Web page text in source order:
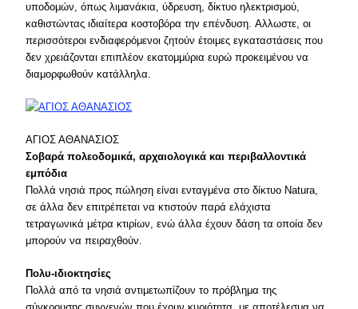
υποδομών, όπως λιμανάκια, ύδρευση, δίκτυο ηλεκτρισμού,
καθιστώντας ιδιαίτερα κοστοβόρα την επένδυση. Aλλωστε, οι
περισσότεροι ενδιαφερόμενοι ζητούν έτοιμες εγκαταστάσεις που
δεν χρειάζονται επιπλέον εκατομμύρια ευρώ προκειμένου να
διαμορφωθούν κατάλληλα.
ΑΓΙΟΣ ΑΘΑΝΑΣΙΟΣ
Σοβαρά πολεοδομικά, αρχαιολογικά και περιβαλλοντικά
εμπόδια
Πολλά νησιά προς πώληση είναι ενταγμένα στο δίκτυο Natura,
σε άλλα δεν επιτρέπεται να κτιστούν παρά ελάχιστα
τετραγωνικά μέτρα κτιρίων, ενώ άλλα έχουν δάση τα οποία δεν
μπορούν να πειραχθούν.
Πολυ-ιδιοκτησίες
Πολλά από τα νησιά αντιμετωπίζουν το πρόβλημα της